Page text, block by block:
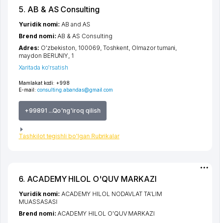
5. AB & AS Consulting
Mamlakat kodi: +998
E-mail: consulting.abandas@gmail.com
+99891 ...Qo'ng'iroq qilish
Tashkilot tegishli bo'lgan Rubrikalar
Yuridik nomi:AB and AS
Brend nomi:AB & AS Consulting
Adres: O'zbekiston, 100069, Toshkent, Olmazor tumani,
maydon BERUNIY, 1
Xaritada ko'rsatish
6. ACADEMY HILOL O'QUV MARKAZI
Yuridik nomi:ACADEMY HILOL NODAVLAT TA'LIM
MUASSASASI
Brend nomi:ACADEMY HILOL O'QUV MARKAZI